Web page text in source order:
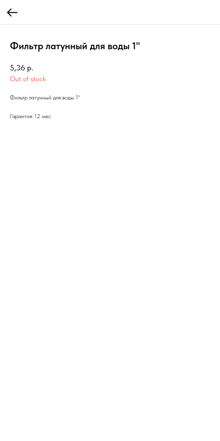
Фильтр латунный для воды 1"
5,36 р.
Out of stock
Фильтр латунный для воды 1"
Гарантия: 12 мес.